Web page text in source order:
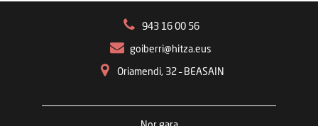
943 16 00 56
goiberri@hitza.eus
Oriamendi, 32 – BEASAIN